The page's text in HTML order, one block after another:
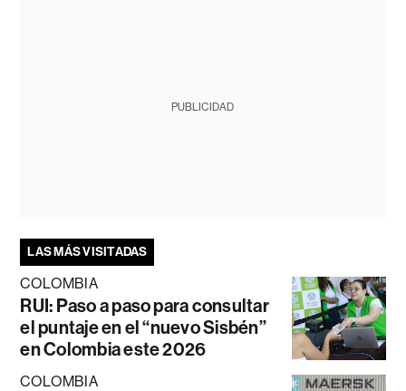
PUBLICIDAD
LAS MÁS VISITADAS
COLOMBIA
RUI: Paso a paso para consultar
el puntaje en el “nuevo Sisbén”
en Colombia este 2026
COLOMBIA